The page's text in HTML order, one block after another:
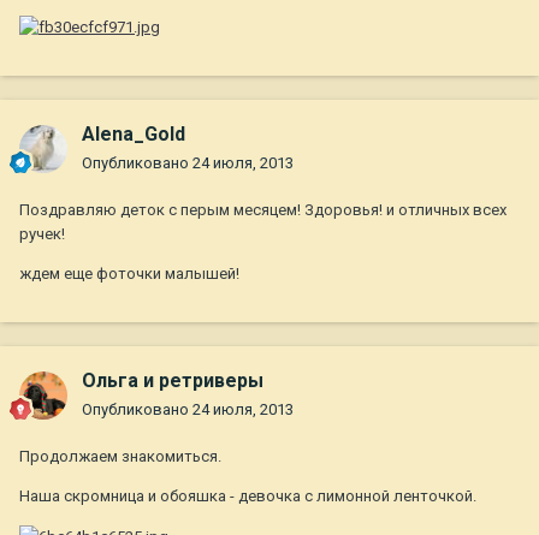
Alena_Gold
Опубликовано 24 июля, 2013
Поздравляю деток с перым месяцем! Здоровья! и отличных всех
ручек!
ждем еще фоточки малышей!
Ольга и ретриверы
Опубликовано 24 июля, 2013
Продолжаем знакомиться.
Наша скромница и обояшка - девочка с лимонной ленточкой.